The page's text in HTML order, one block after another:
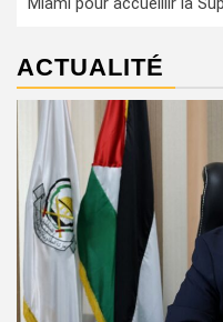
ACTUALITÉ